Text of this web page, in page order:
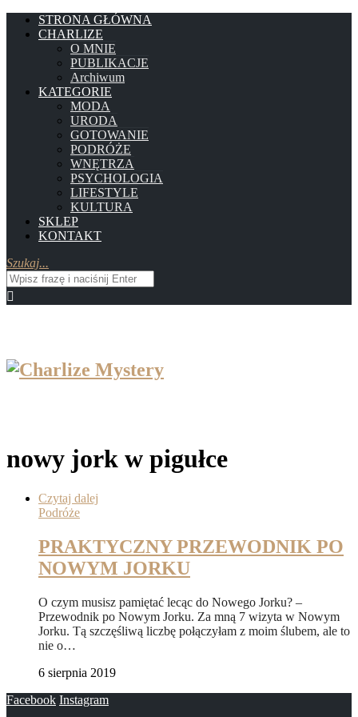
STRONA GŁÓWNA
CHARLIZE
O MNIE
PUBLIKACJE
Archiwum
KATEGORIE
MODA
URODA
GOTOWANIE
PODRÓŻE
WNĘTRZA
PSYCHOLOGIA
LIFESTYLE
KULTURA
SKLEP
KONTAKT
Szukaj...
nowy jork w pigułce
Czytaj dalej
Podróże
PRAKTYCZNY PRZEWODNIK PO
NOWYM JORKU
O czym musisz pamiętać lecąc do Nowego Jorku? –
Przewodnik po Nowym Jorku. Za mną 7 wizyta w Nowym
Jorku. Tą szczęśliwą liczbę połączyłam z moim ślubem, ale to
nie o…
6 sierpnia 2019
Facebook Instagram